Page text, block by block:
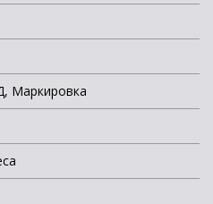
Маркировка